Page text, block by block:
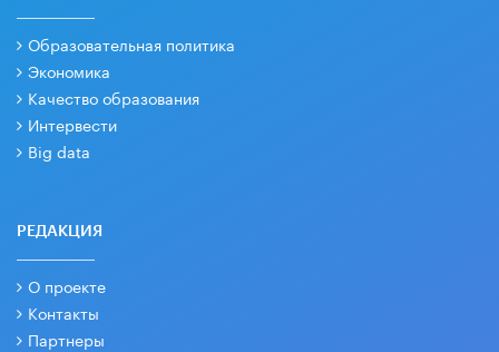
Образовательная политика
Экономика
Качество образования
Интервести
Big data
РЕДАКЦИЯ
О проекте
Контакты
Партнеры